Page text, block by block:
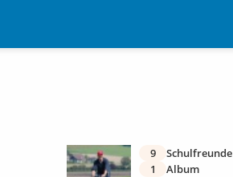
9
Schulfreunde
1
Album